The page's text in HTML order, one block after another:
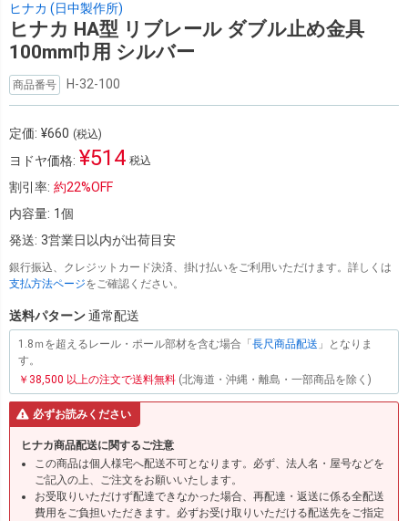
ヒナカ (日中製作所)
ヒナカ HA型 リブレール ダブル止め金具
100mm巾用 シルバー
商品番号 H-32-100
定価: ¥660 (税込)
ヨドヤ価格: ¥514 税込
割引率: 約22%OFF
内容量: 1個
発送: 3営業日以内が出荷目安
銀行振込、クレジットカード決済、掛け払いをご利用いただけます。詳しくは
支払方法ページをご確認ください。
送料パターン通常配送
1.8ｍを超えるレール・ポール部材を含む場合「 長尺商品配送 」となりま
す。
￥38,500 以上の注文で送料無料 (北海道・沖縄・離島・一部商品を除く)
必ずお読みください
ヒナカ商品配送に関するご注意
この商品は個人様宅へ配送不可となります。必ず、法人名・屋号などを
ご記入の上、ご注文をお願いいたします。
お受取りいただけず配達できなかった場合、再配達・返送に係る全配送
費用をご負担いただきます。必ずお受け取りいただける配送先をご指定